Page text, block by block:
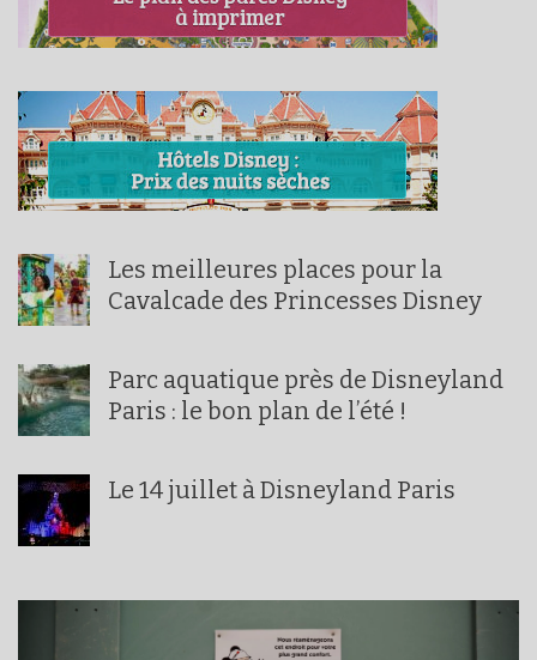
Les meilleures places pour la
Cavalcade des Princesses Disney
Parc aquatique près de Disneyland
Paris : le bon plan de l’été !
Le 14 juillet à Disneyland Paris